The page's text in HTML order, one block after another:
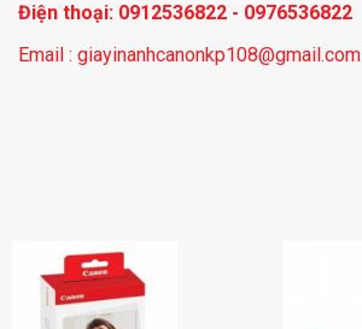
Điện thoại: 0912536822 - 0976536822
Email : giayinanhcanonkp108@gmail.com